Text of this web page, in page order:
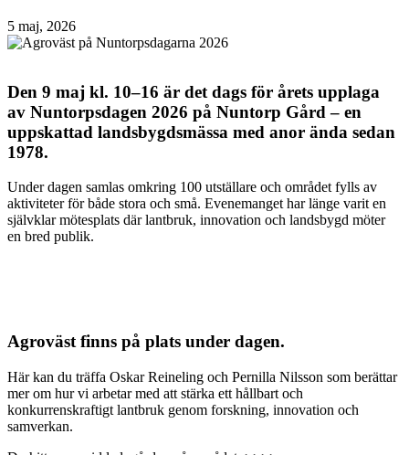
5 maj, 2026
Den 9 maj kl. 10–16 är det dags för årets upplaga
av Nuntorpsdagen 2026 på Nuntorp Gård – en
uppskattad landsbygdsmässa med anor ända sedan
1978.
Under dagen samlas omkring 100 utställare och området fylls av
aktiviteter för både stora och små. Evenemanget har länge varit en
självklar mötesplats där lantbruk, innovation och landsbygd möter
en bred publik.
Agroväst finns på plats under dagen.
Här kan du träffa Oskar Reineling och Pernilla Nilsson som berättar
mer om hur vi arbetar med att stärka ett hållbart och
konkurrenskraftigt lantbruk genom forskning, innovation och
samverkan.